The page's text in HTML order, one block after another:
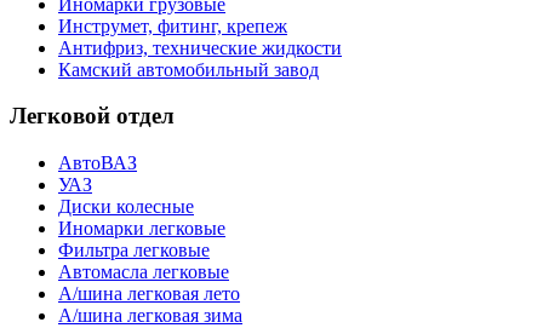
Инструмет, фитинг, крепеж
Антифриз, технические жидкости
Камский автомобильный завод
Легковой отдел
АвтоВАЗ
УАЗ
Диски колесные
Иномарки легковые
Фильтра легковые
Автомасла легковые
А/шина легковая лето
А/шина легковая зима